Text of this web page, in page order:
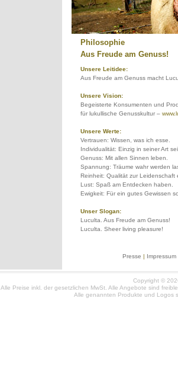
Philosophie
Aus Freude am Genuss!
Unsere Leitidee:
Aus Freude am Genuss macht
Unsere Vision:
Begeisterte Konsumenten und
für lukullische Genusskultur –
Unsere Werte:
Vertrauen: Wissen, was ich esse.
Individualität: Einzig in seiner Art
Genuss: Mit allen Sinnen leben.
Spannung: Träume wahr werden
Reinheit: Qualität zur Leidenschaft
Lust: Spaß am Entdecken haben.
Ewigkeit: Für ein gutes Gewissen
Unser Slogan:
Luculta. Aus Freude am Genuss!
Luculta. Sheer living pleasure!
Presse | Impressum
Copyright ©
Alle Preise inkl. der gesetzlichen MwSt. Alle Angebote sind
Alle genannten Produkte und Logos